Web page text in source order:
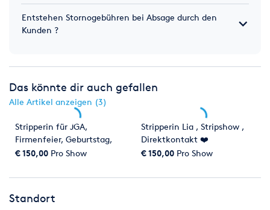
Entstehen Stornogebühren bei Absage durch den
Kunden ?
Das könnte dir auch gefallen
Alle Artikel anzeigen (3)
Stripperin für JGA,
Firmenfeier, Geburtstag,
Nummerngirl uvm.
€ 150,00 Pro Show
Stripperin Lia , Stripshow ,
Direktkontakt ❤️
€ 150,00 Pro Show
Standort